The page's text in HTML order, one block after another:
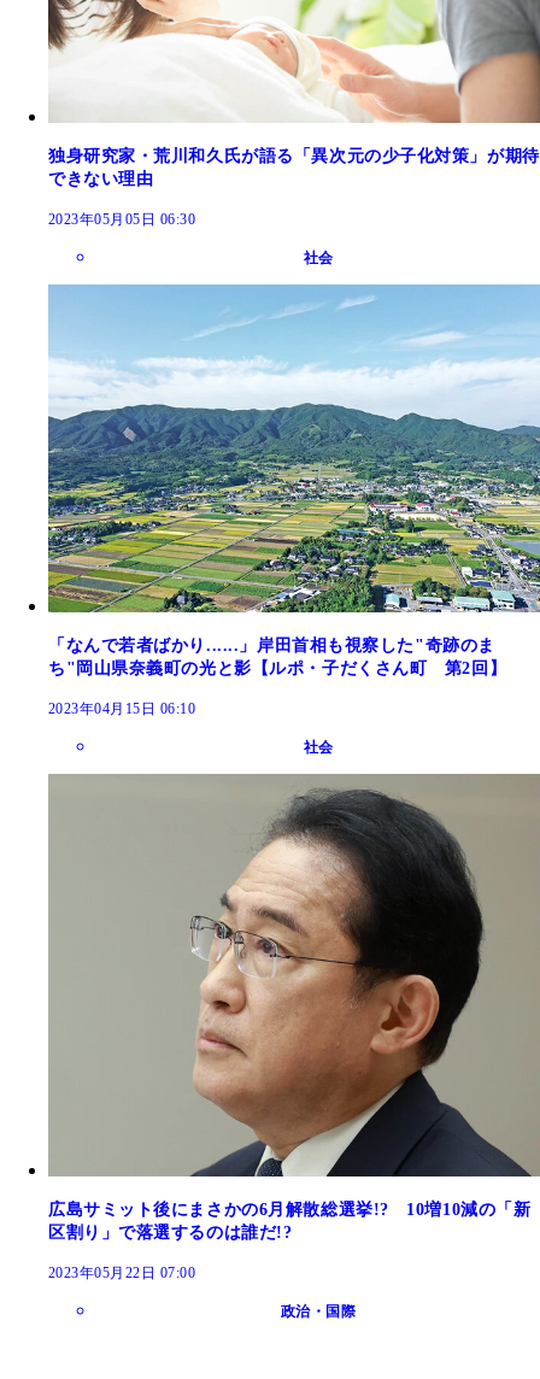
独身研究家・荒川和久氏が語る「異次元の少子化対策」が期待
できない理由
2023年05月05日 06:30
社会
「なんで若者ばかり......」岸田首相も視察した"奇跡のま
ち"岡山県奈義町の光と影【ルポ・子だくさん町 第2回】
2023年04月15日 06:10
社会
広島サミット後にまさかの6月解散総選挙!? 10増10減の「新
区割り」で落選するのは誰だ!?
2023年05月22日 07:00
政治・国際